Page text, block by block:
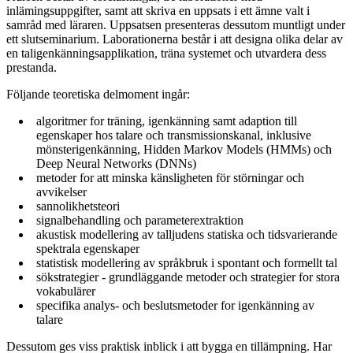
inlämingsuppgifter, samt att skriva en uppsats i ett ämne valt i
samråd med läraren. Uppsatsen presenteras dessutom muntligt under
ett slutseminarium. Laborationerna består i att designa olika delar av
en taligenkänningsapplikation, träna systemet och utvardera dess
prestanda.
Följande teoretiska delmoment ingår:
algoritmer for träning, igenkänning samt adaption till
egenskaper hos talare och transmissionskanal, inklusive
mönsterigenkänning, Hidden Markov Models (HMMs) och
Deep Neural Networks (DNNs)
metoder for att minska känsligheten för störningar och
avvikelser
sannolikhetsteori
signalbehandling och parameterextraktion
akustisk modellering av talljudens statiska och tidsvarierande
spektrala egenskaper
statistisk modellering av språkbruk i spontant och formellt tal
sökstrategier - grundläggande metoder och strategier for stora
vokabulärer
specifika analys- och beslutsmetoder for igenkänning av
talare
Dessutom ges viss praktisk inblick i att bygga en tillämpning. Har